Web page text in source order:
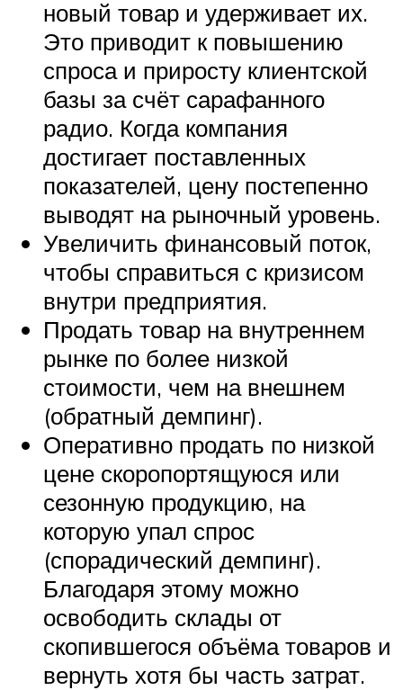
новый товар и удерживает их.
Это приводит к повышению
спроса и приросту клиентской
базы за счёт сарафанного
радио. Когда компания
достигает поставленных
показателей, цену постепенно
выводят на рыночный уровень.
Увеличить финансовый поток,
чтобы справиться с кризисом
внутри предприятия.
Продать товар на внутреннем
рынке по более низкой
стоимости, чем на внешнем
(обратный демпинг).
Оперативно продать по низкой
цене скоропортящуюся или
сезонную продукцию, на
которую упал спрос
(спорадический демпинг).
Благодаря этому можно
освободить склады от
скопившегося объёма товаров и
вернуть хотя бы часть затрат.